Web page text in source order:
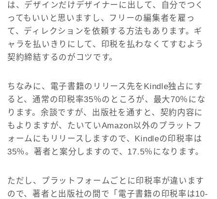
は、デザインだけデザイナーに出して、自分でつく
ってもいいと思いますし、フリーの編集者を雇っ
て、ディレクションを依頼する方法もあります。ギ
ャラを払いきりにして、印税を払わなくてすむよう
契約締結するのがコツです。
ちなみに、電子書籍のリリース先をKindle独占にす
ると、通常の印税率35％のところが、最大70％にな
ります。余談ですが、出版社を通すと、契約内容に
もよりますが、たいていAmazon以外のプラットフ
ォームにもリリースしますので、Kindleの印税率は
35％。著者と案分しますので、17.5％になります。
ただし、プラットフォームごとに印税率が違います
ので、著者と出版社の間で「電子書籍の印税率は10-